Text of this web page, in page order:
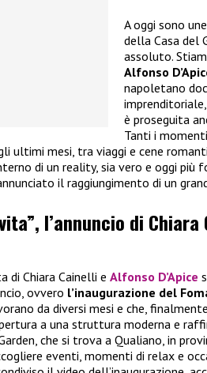
A oggi sono
della Casa del
assoluto.
Alfonso
napoletano
è proseguita
Tanti i
ultimi mesi, tra viaggi e cene
di un reality, sia vero e oggi più
il raggiungimento di un
l’annuncio di
di Chiara Cainelli e Alfonso D’Apice
ovvero l’inaugurazione del
da diversi mesi e che,
a una struttura moderna e
che si trova a Qualiano, in
eventi, momenti di relax e